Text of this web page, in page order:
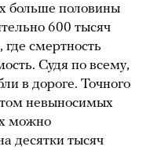
больше половины
600 тысяч
смертность
Судя по всему,
в дороге. Точного
невыносимых
можно
десятки тысяч